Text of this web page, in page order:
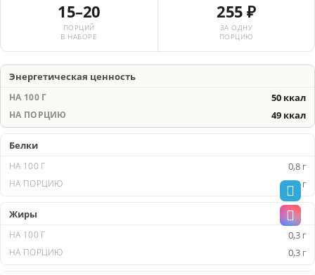
15–20
ПОРЦИЙ
В НАБОРЕ
255 ₽
ЗА ОДНУ
ПОРЦИЮ
Энергетическая ценность
50 ккал
49 ккал
Белки
0,8 г
0,8 г
Жиры
0,3 г
0,3 г